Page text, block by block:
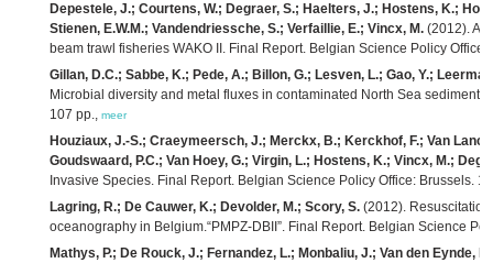
Depestele, J.; Courtens, W.; Degraer, S.; Haelters, J.; Hostens, K.;
Stienen, E.W.M.; Vandendriessche, S.; Verfaillie, E.; Vincx, M. (2012). An
beam trawl fisheries WAKO II. Final Report. Belgian Science Policy
Gillan, D.C.; Sabbe, K.; Pede, A.; Billon, G.; Lesven, L.; Gao, Y.;
Microbial diversity and metal fluxes in contaminated North Sea
107 pp., meer
Houziaux, J.-S.; Craeymeersch, J.; Merckx, B.; Kerckhof, F.; Van
Goudswaard, P.C.; Van Hoey, G.; Virgin, L.; Hostens, K.; Vincx, M.;
Invasive Species. Final Report. Belgian Science Policy Office: Brussels.
Lagring, R.; De Cauwer, K.; Devolder, M.; Scory, S. (2012).
oceanography in Belgium.“PMPZ-DBII”. Final Report. Belgian Science
Mathys, P.; De Rouck, J.; Fernandez, L.; Monbaliu, J.; Van den Eynde,